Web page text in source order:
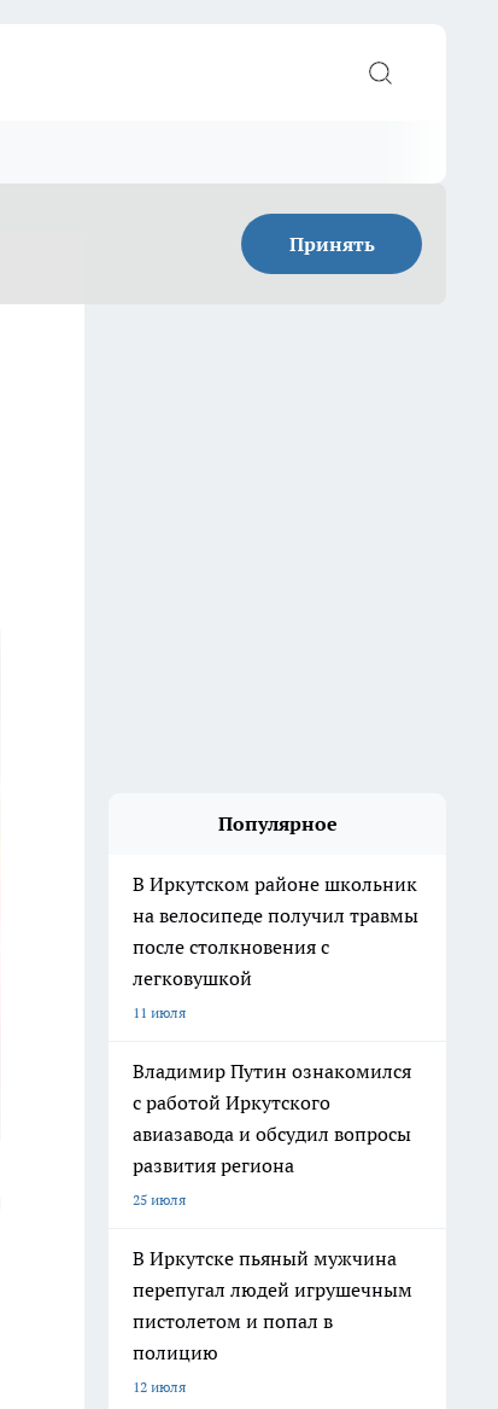
Принять
Популярное
В Иркутском районе школьник
на велосипеде получил травмы
после столкновения с
легковушкой
11 июля
Владимир Путин ознакомился
с работой Иркутского
авиазавода и обсудил вопросы
развития региона
25 июля
В Иркутске пьяный мужчина
перепугал людей игрушечным
пистолетом и попал в
полицию
12 июля